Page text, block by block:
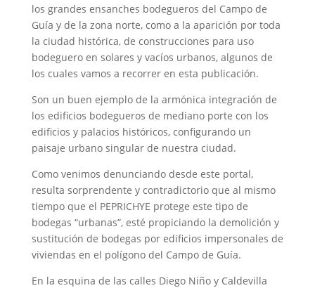
los grandes ensanches bodegueros del Campo de
Guía y de la zona norte, como a la aparición por toda
la ciudad histórica, de construcciones para uso
bodeguero en solares y vacíos urbanos, algunos de
los cuales vamos a recorrer en esta publicación.
Son un buen ejemplo de la armónica integración de
los edificios bodegueros de mediano porte con los
edificios y palacios históricos, configurando un
paisaje urbano singular de nuestra ciudad.
Como venimos denunciando desde este portal,
resulta sorprendente y contradictorio que al mismo
tiempo que el PEPRICHYE protege este tipo de
bodegas “urbanas”, esté propiciando la demolición y
sustitución de bodegas por edificios impersonales de
viviendas en el polígono del Campo de Guía.
En la esquina de las calles Diego Niño y Caldevilla